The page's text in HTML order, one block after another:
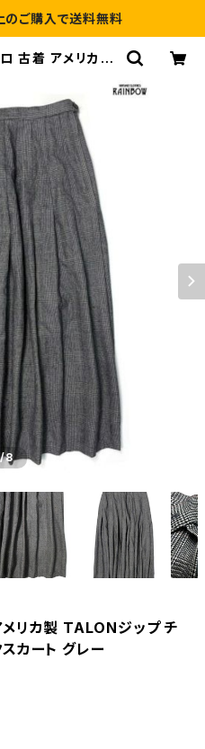
ご購入で送料無料
古着 アメリカ製
グレー (btu2312
RAINBOW
/8
リカ製 TALONジップ チ
カート グレー